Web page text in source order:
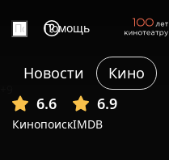
Помощь
Новости Кино
6.6
Кинопоиск
6.9
IMDB